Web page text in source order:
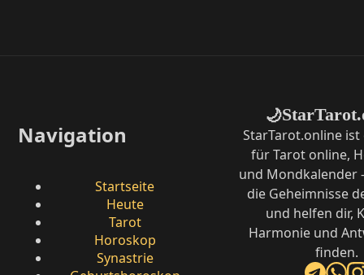
Navigation
Startseite
Heute
Tarot
Horoskop
Synastrie
🌙
StarTarot.online
für Tarot online,
und Mondkalender
die Geheimnisse
und helfen dir,
Harmonie und
finden.